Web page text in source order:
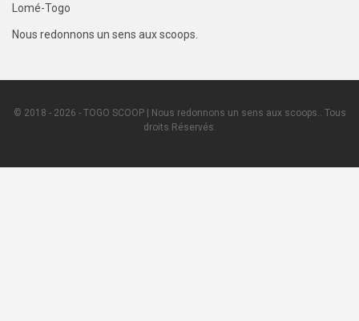
Lomé-Togo
Nous redonnons un sens aux scoops.
© 2018 - 2026 - TOGO SCOOP | Nous redonnons un sens aux scoops.. Tous
droits Réservés.